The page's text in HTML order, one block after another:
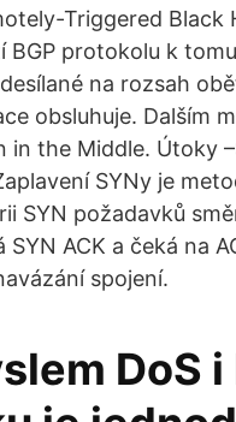
Triggered Black
BGP protokolu k
na rozsah
obsluhuje. Dalším
in the Middle. Útoky
SYNy je
SYN požadavků
SYN ACK a čeká na
spojení.
DoS i